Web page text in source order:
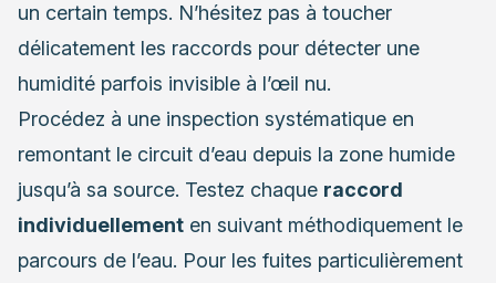
un certain temps. N’hésitez pas à toucher
délicatement les raccords pour détecter une
humidité parfois invisible à l’œil nu.
Procédez à une inspection systématique en
remontant le circuit d’eau depuis la zone humide
jusqu’à sa source. Testez chaque raccord
individuellement en suivant méthodiquement le
parcours de l’eau. Pour les fuites particulièrement